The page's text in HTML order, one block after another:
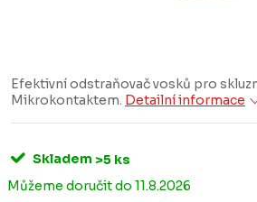
Efektivní odstraňovač vosků pro
Mikrokontaktem. Detailní informace
Skladem >5 ks
11.8.2026